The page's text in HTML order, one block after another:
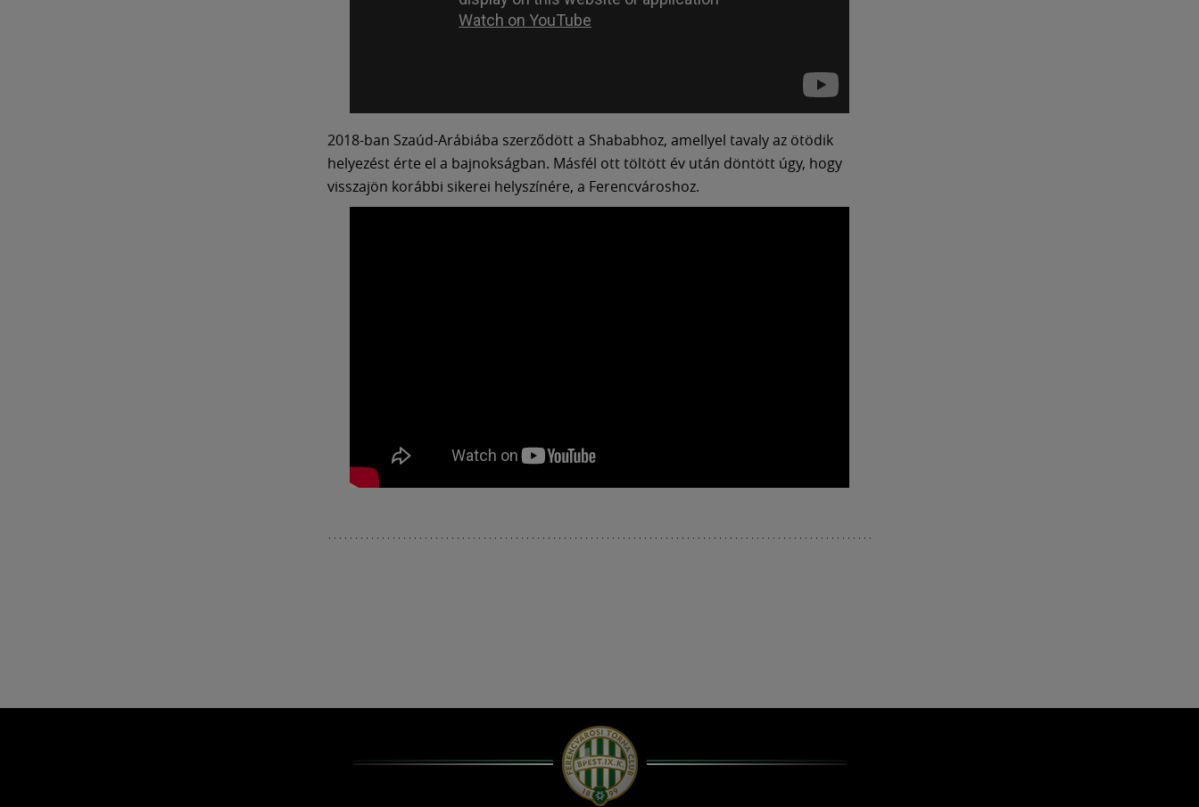
2018-ban Szaúd-Arábiába szerződött a Shababhoz, amellyel tavaly az ötödik
helyezést érte el a bajnokságban. Másfél ott töltött év után döntött úgy, hogy
visszajön korábbi sikerei helyszínére, a Ferencvároshoz.